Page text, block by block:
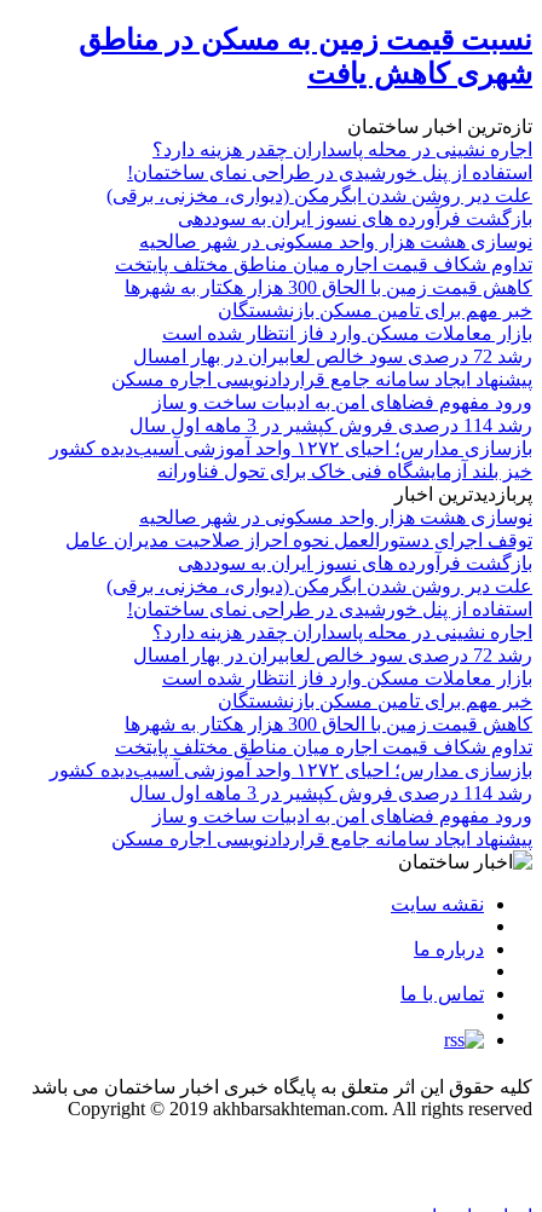
نسبت قیمت زمین به مسکن در مناطق
شهری کاهش یافت
تازه‌ترین اخبار ساختمان
اجاره نشینی در محله پاسداران چقدر هزینه دارد؟
استفاده از پنل خورشیدی در طراحی نمای ساختمان!
علت دیر روشن شدن ابگرمکن (دیواری، مخزنی، برقی)
بازگشت فرآورده های نسوز ایران به سوددهی
نوسازی هشت هزار واحد مسکونی در شهر صالحیه
تداوم شکاف قیمت اجاره میان مناطق مختلف پایتخت
کاهش قیمت زمین با الحاق 300 هزار هکتار به شهرها
خبر مهم برای تامین مسکن بازنشستگان
بازار معاملات مسکن وارد فاز انتظار شده است
رشد 72 درصدی سود خالص لعابیران در بهار امسال
پیشنهاد ایجاد سامانه جامع قراردادنویسی اجاره مسکن
ورود مفهوم فضاهای امن به ادبیات ساخت و ساز
رشد 114 درصدی فروش کپشیر در 3 ماهه اول سال
بازسازی مدارس؛ احیای ۱۲۷۲ واحد آموزشی آسیب‌دیده کشور
خیز بلند آزمایشگاه فنی خاک برای تحول فناورانه
پربازدیدترین اخبار
نوسازی هشت هزار واحد مسکونی در شهر صالحیه
توقف اجرای دستورالعمل نحوه احراز صلاحیت مدیران عامل
بازگشت فرآورده های نسوز ایران به سوددهی
علت دیر روشن شدن ابگرمکن (دیواری، مخزنی، برقی)
استفاده از پنل خورشیدی در طراحی نمای ساختمان!
اجاره نشینی در محله پاسداران چقدر هزینه دارد؟
رشد 72 درصدی سود خالص لعابیران در بهار امسال
بازار معاملات مسکن وارد فاز انتظار شده است
خبر مهم برای تامین مسکن بازنشستگان
کاهش قیمت زمین با الحاق 300 هزار هکتار به شهرها
تداوم شکاف قیمت اجاره میان مناطق مختلف پایتخت
بازسازی مدارس؛ احیای ۱۲۷۲ واحد آموزشی آسیب‌دیده کشور
رشد 114 درصدی فروش کپشیر در 3 ماهه اول سال
ورود مفهوم فضاهای امن به ادبیات ساخت و ساز
پیشنهاد ایجاد سامانه جامع قراردادنویسی اجاره مسکن
نقشه سایت
درباره ما
تماس با ما
کلیه حقوق این اثر متعلق به پایگاه خبری اخبار ساختمان می باشد
Copyright © 2019 akhbarsakhteman.com. All rights reserved